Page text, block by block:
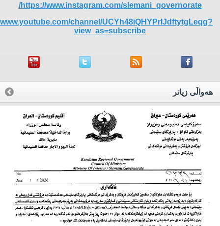
https://www.instagram.com/slemani_governorate/
channel/UCYh48iQHYPrIJdftytgLeqg?
view_as=subscribe
هه‌واڵی زیاتر